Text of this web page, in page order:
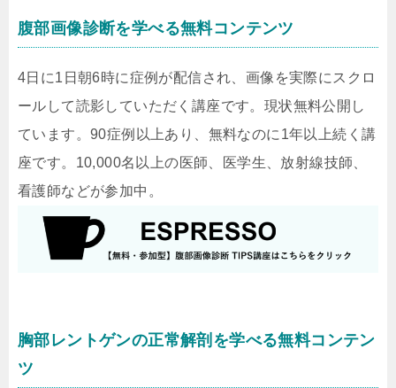
腹部画像診断を学べる無料コンテンツ
4日に1日朝6時に症例が配信され、画像を実際にスクロ
ールして読影していただく講座です。現状無料公開し
ています。90症例以上あり、無料なのに1年以上続く講
座です。10,000名以上の医師、医学生、放射線技師、
看護師などが参加中。
胸部レントゲンの正常解剖を学べる無料コンテン
ツ